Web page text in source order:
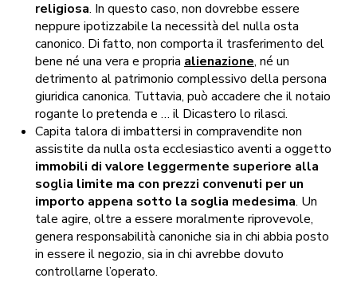
religiosa. In questo caso, non dovrebbe essere
neppure ipotizzabile la necessità del nulla osta
canonico. Di fatto, non comporta il trasferimento del
bene né una vera e propria alienazione, né un
detrimento al patrimonio complessivo della persona
giuridica canonica. Tuttavia, può accadere che il notaio
rogante lo pretenda e … il Dicastero lo rilasci.
Capita talora di imbattersi in compravendite non
assistite da nulla osta ecclesiastico aventi a oggetto
immobili di valore leggermente superiore alla
soglia limite ma con prezzi convenuti per un
importo appena sotto la soglia medesima. Un
tale agire, oltre a essere moralmente riprovevole,
genera responsabilità canoniche sia in chi abbia posto
in essere il negozio, sia in chi avrebbe dovuto
controllarne l’operato.